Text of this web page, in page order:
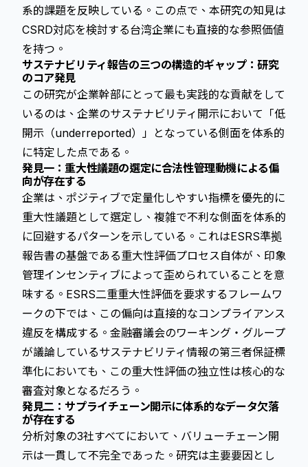
系的課題を反映している。この点で、本研究の知見は
CSRD対応を検討する台湾企業にも直接的な参照価値
を持つ。
サステナビリティ報告の三つの構造的ギャップ：研究
のコア発見
この研究が企業幹部にとって最も実践的な貢献をして
いるのは、企業のサステナビリティ開示において「低
開示（underreported）」となっている側面を体系的
に特定した点である。
発見一：重大性議題の選定に合法性管理動機による偏
向が存在する
企業は、ポジティブで定量化しやすい指標を優先的に
重大性議題として選定し、複雑で不利な側面を体系的
に回避するパターンを示している。これはESRS準拠
報告書の基盤である重大性評価プロセス自体が、印象
管理インセンティブによって歪められていることを意
味する。ESRS二重重大性評価を要求するフレームワ
ークの下では、この偏向は直接的なコンプライアンス
違反を構成する。金融審議会のワーキング・グループ
が議論しているサステナビリティ情報の第三者保証標
準化においても、この重大性評価の独立性は核心的な
審査対象となるだろう。
発見二：サプライチェーン開示に体系的なデータ欠落
が存在する
分析対象の3社すべてにおいて、バリューチェーン開
示は一貫して不完全であった。研究は主要要因とし